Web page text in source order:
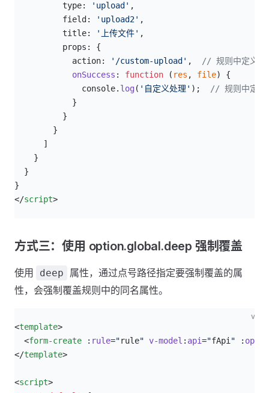
          type:
'upload' ,
          field:
'upload2' ,
          title:
'上传文件' ,
          props: {
            action:
'/custom-upload' ,
// 规则中定义了
            onSuccess
: function ( res , file) {
              console.
log( '自定义处理' );
// 规则中定义
            }
          }
        }
      ]
    }
  }
}
</script>
方式三：使用 option.global.deep 强制覆盖
使用 deep
属性，通过点号路径指定要强制覆盖的属
性，会强制覆盖规则中的同名属性。
vue
<template>
  <
form-create : rule="rule" v-model : api="fApi " :
</template>
<script>